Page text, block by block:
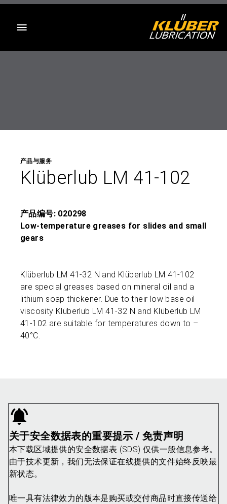
产品与服务
Klüberlub LM 41-102
产品编号: 020298
Low-temperature greases for slides and small
gears
Klüberlub LM 41-32 N and Klüberlub LM 41-102
are special greases based on mineral oil and a
lithium soap thickener. Due to their low base oil
viscosity Klüberlub LM 41-32 N and Klüberlub LM
41-102 are suitable for temperatures down to –
40°C.
关于安全数据表的重要提示 / 免责声明
本下载区域提供的安全数据表 (SDS) 仅供一般信息参考。
由于技术更新，我们无法保证在线提供的文件始终反映最
新状态。
唯一具有法律效力的版本是购买或交付商品时直接传送给